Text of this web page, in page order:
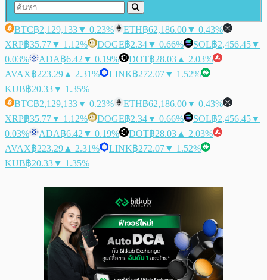
BTC฿2,129,133▼ 0.23% ETH฿62,186.00▼ 0.43%
XRP฿35.77▼ 1.12% DOGE฿2.34▼ 0.66% SOL฿2,456.45▼
0.03%
ADA฿6.42 ▼ 0.19% DOT฿28.03 ▲ 2.03%
AVAX฿223.29 ▲ 2.31% LINK฿272.07▼ 1.52%
KUB฿20.33▼ 1.35%
BTC฿2,129,133▼ 0.23% ETH฿62,186.00▼ 0.43%
XRP฿35.77▼ 1.12% DOGE฿2.34▼ 0.66% SOL฿2,456.45▼
0.03%
ADA฿6.42 ▼ 0.19% DOT฿28.03 ▲ 2.03%
AVAX฿223.29 ▲ 2.31% LINK฿272.07▼ 1.52%
KUB฿20.33▼ 1.35%